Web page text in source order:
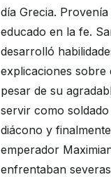
día Grecia.
educado en la fe.
desarrolló
explicaciones
pesar de su
servir como
diácono y
emperador
enfrentaban